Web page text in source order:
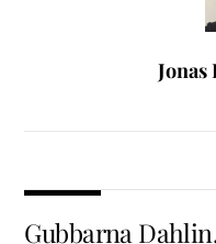
Jonas
Gubbarna